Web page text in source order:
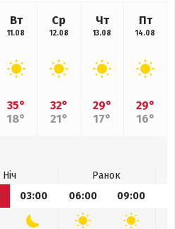
Вт
11.08
35°
18°
Ср
12.08
32°
21°
Чт
13.08
29°
17°
Пт
14.08
29°
16°
Ніч
Ранок
03:00 06:00 09:00